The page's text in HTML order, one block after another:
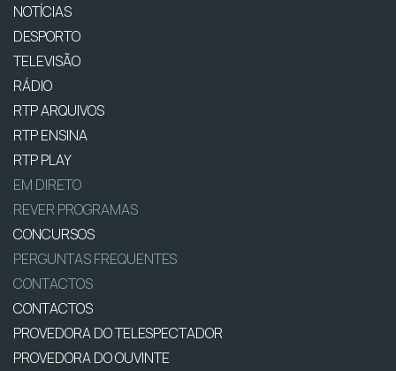
NOTÍCIAS
DESPORTO
TELEVISÃO
RÁDIO
RTP ARQUIVOS
RTP ENSINA
RTP PLAY
EM DIRETO
REVER PROGRAMAS
CONCURSOS
PERGUNTAS FREQUENTES
CONTACTOS
CONTACTOS
PROVEDORA DO TELESPECTADOR
PROVEDORA DO OUVINTE